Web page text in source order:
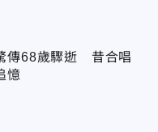
傳68歲驟逝 昔合唱
憶